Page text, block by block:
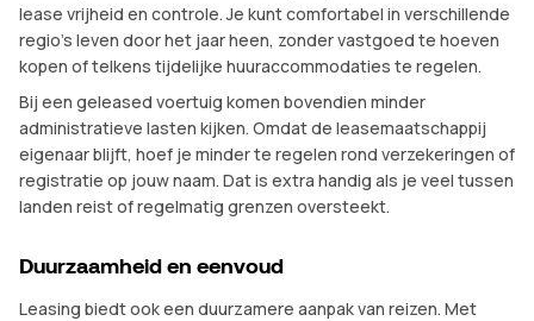
lease vrijheid en controle. Je kunt comfortabel in verschillende
regio’s leven door het jaar heen, zonder vastgoed te hoeven
kopen of telkens tijdelijke huuraccommodaties te regelen.
Bij een geleased voertuig komen bovendien minder
administratieve lasten kijken. Omdat de leasemaatschappij
eigenaar blijft, hoef je minder te regelen rond verzekeringen of
registratie op jouw naam. Dat is extra handig als je veel tussen
landen reist of regelmatig grenzen oversteekt.
Duurzaamheid en eenvoud
Leasing biedt ook een duurzamere aanpak van reizen. Met